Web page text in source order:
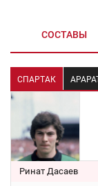
СОСТАВЫ
СПАРТАК
Ринат Дасаев